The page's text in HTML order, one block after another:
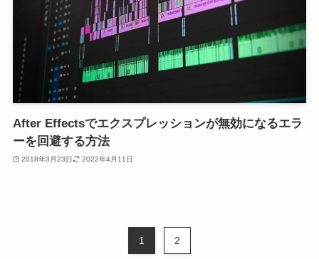
After Effectsでエクスプレッションが無効になるエラ
ーを回避する方法
2018年3月23日 2022年4月11日
1 2